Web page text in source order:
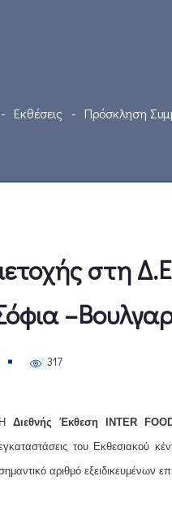
Εκθέσεις Πρόσκληση
στη
317
Η Διεθνής Έκθεση INTER
του Εκθεσιακού
αριθμό εξειδικευμένων